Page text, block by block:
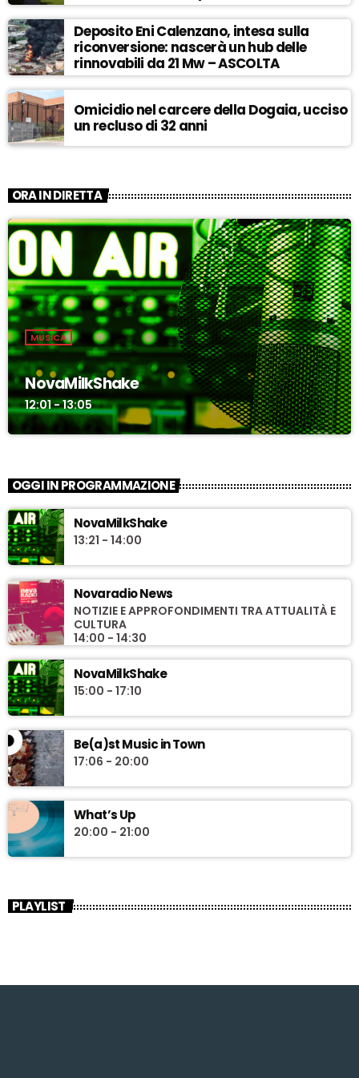
ASCOLTA
Deposito Eni Calenzano, intesa sulla
riconversione: nascerà un hub delle
rinnovabili da 21 Mw – ASCOLTA
Omicidio nel carcere della Dogaia, ucciso
un recluso di 32 anni
ORA IN DIRETTA
MUSICA
NovaMilkShake
12:01 - 13:05
OGGI IN PROGRAMMAZIONE
NovaMilkShake
13:21 - 14:00
Novaradio News
NOTIZIE E APPROFONDIMENTI TRA ATTUALITÀ E
CULTURA
14:00 - 14:30
NovaMilkShake
15:00 - 17:10
Be(a)st Music in Town
17:06 - 20:00
What’s Up
20:00 - 21:00
PLAYLIST